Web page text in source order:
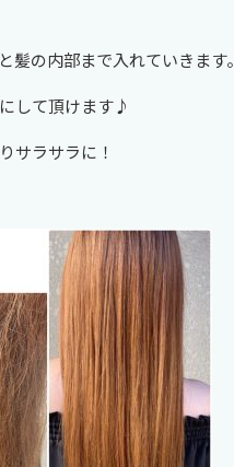
の内部まで入れていきます。
して頂けます♪
サラサラに！